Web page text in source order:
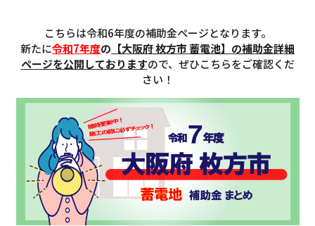
こちらは令和6年度の補助金ページとなります。
新たに令和7年度の 【大阪府 枚方市 蓄電池】の補助金詳細
ページを公開しておりますので、ぜひこちらをご確認くだ
さい！